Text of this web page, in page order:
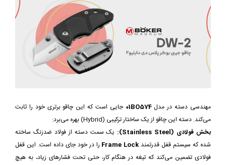
مهندسی دسته در مدل01BO574 جایی است که این چاقو برتری خود را ثابت
می‌کند. دسته این چاقو از یک ساختار ترکیبی (Hybrid) بهره می‌برد:
بخش فولادی (Stainless Steel):
یک سمت دسته از فولاد ضدزنگ ساخته
شده که سیستم قفل قدرتمند Frame Lock را در خود جای داده است. این قفل
فولادی تضمین می‌کند که تیغه در هنگام کار، حتی تحت فشارهای زیاد، به هیچ